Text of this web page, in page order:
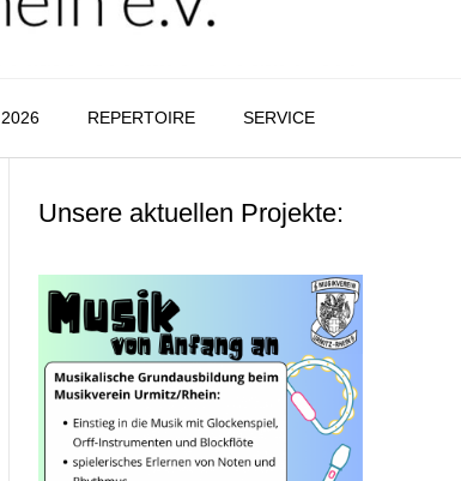
REPERTOIRE SERVICE
Unsere aktuellen Projekte: